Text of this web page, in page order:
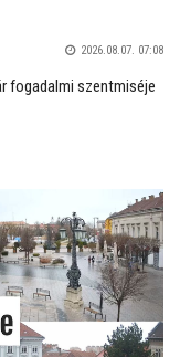
2026.08.07. 07:08
fogadalmi szentmiséje